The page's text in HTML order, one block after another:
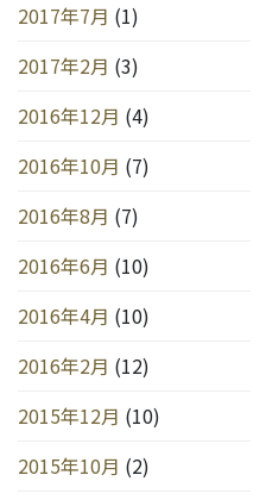
2017年7月 (1)
2017年2月 (3)
2016年12月 (4)
2016年10月 (7)
2016年8月 (7)
2016年6月 (10)
2016年4月 (10)
2016年2月 (12)
2015年12月 (10)
2015年10月 (2)